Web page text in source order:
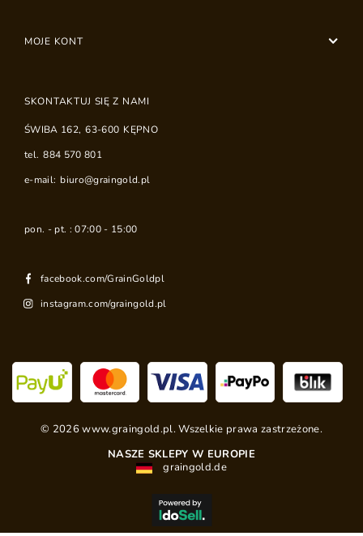
MOJE KONT
SKONTAKTUJ SIĘ Z NAMI
ŚWIBA 162, 63-600 KĘPNO
tel. 884 570 801
e-mail: biuro@graingold.pl
pon. - pt. : 07:00 - 15:00
facebook.com/GrainGoldpl
instagram.com/graingold.pl
© 2026 www.graingold.pl. Wszelkie prawa zastrzeżone.
NASZE SKLEPY W EUROPIE
graingold.de